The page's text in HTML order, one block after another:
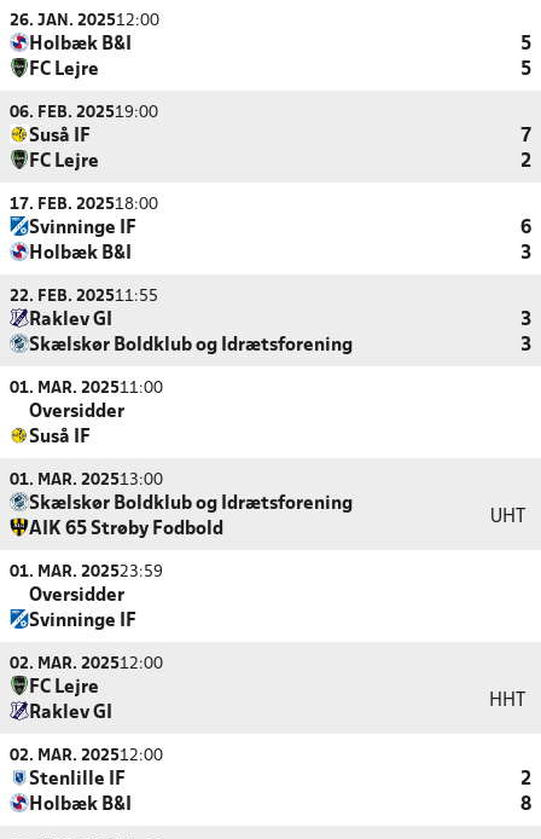
26. JAN. 202512:00
Holbæk B&I
5
FC Lejre
5
06. FEB. 202519:00
Suså IF
7
FC Lejre
2
17. FEB. 202518:00
Svinninge IF
6
Holbæk B&I
3
22. FEB. 202511:55
Raklev GI
3
Skælskør Boldklub og Idrætsforening
3
01. MAR. 202511:00
Oversidder
Suså IF
01. MAR. 202513:00
Skælskør Boldklub og Idrætsforening
AIK 65 Strøby Fodbold
UHT
01. MAR. 202523:59
Oversidder
Svinninge IF
02. MAR. 202512:00
FC Lejre
Raklev GI
HHT
02. MAR. 202512:00
Stenlille IF
2
Holbæk B&I
8